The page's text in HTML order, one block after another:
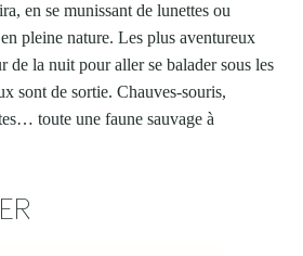
en se munissant de lunettes ou
pleine nature. Les plus aventureux
de la nuit pour aller se balader sous les
sont de sortie. Chauves-souris,
toute une faune sauvage à